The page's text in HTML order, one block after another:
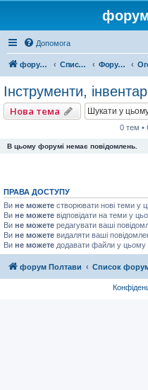
Допомога
форум Полтави Список форумів Форум міста Полтава
Інструменти,
Нова тема
0 тем •
В цьому форумі немає повідомлень.
ПРАВА ДОСТУПУ
Ви не можете створювати нові теми у
Ви не можете відповідати на теми у
Ви не можете редагувати ваші
Ви не можете видаляти ваші
Ви не можете додавати файли у цьому
форум Полтави Список